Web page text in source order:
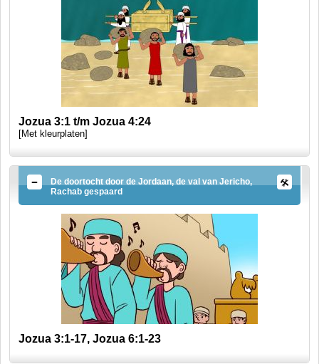
Jozua 3:1 t/m Jozua 4:24
[Met kleurplaten]
De doortocht door de Jordaan, de val van Jericho,
Rachab gespaard
Jozua 3:1-17, Jozua 6:1-23